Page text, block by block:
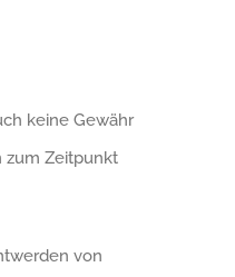
keine Gewähr
zum Zeitpunkt
von